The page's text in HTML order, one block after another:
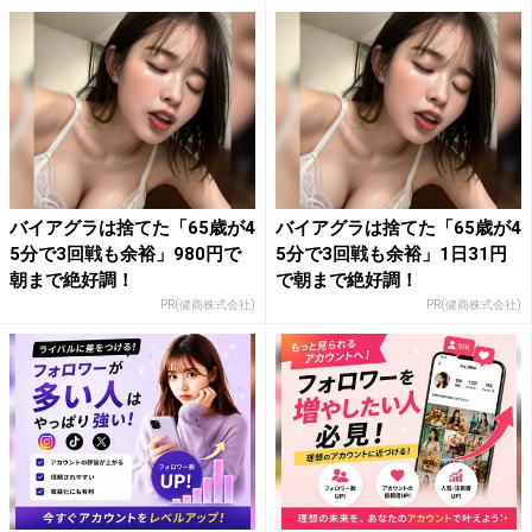
バイアグラは捨てた「65歳が4
5分で3回戦も余裕」980円で
朝まで絶好調！
PR(健商株式会社)
バイアグラは捨てた「65歳が4
5分で3回戦も余裕」1日31円
で朝まで絶好調！
PR(健商株式会社)